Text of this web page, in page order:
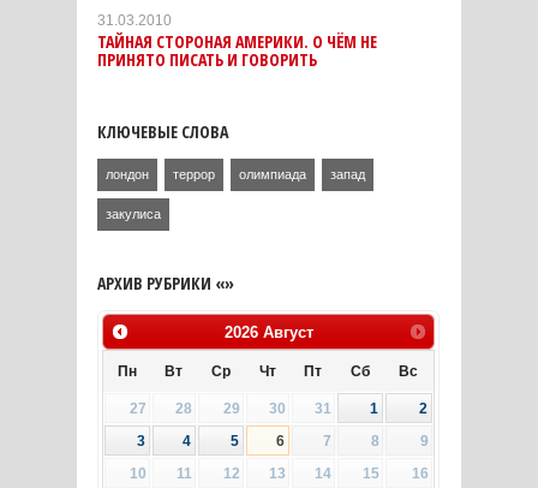
31.03.2010
ТАЙНАЯ СТОРОНАЯ АМЕРИКИ. О ЧЁМ НЕ
ПРИНЯТО ПИСАТЬ И ГОВОРИТЬ
КЛЮЧЕВЫЕ СЛОВА
лондон террор олимпиада запад
закулиса
АРХИВ РУБРИКИ «»
2026 Август
Пн Вт Ср Чт Пт Сб Вс
27 28 29 30 31 1
2
3
4 5 6 7 8
9
10
11 12 13 14 15
16